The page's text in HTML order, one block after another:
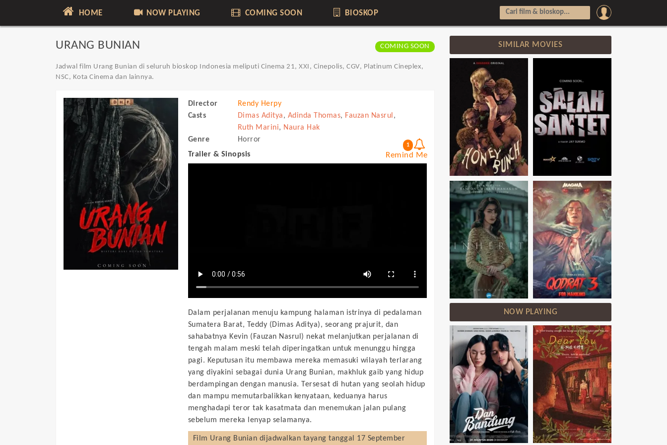
HOME NOW PLAYING COMING SOON BIOSKOP
URANG BUNIAN COMING SOON
Jadwal film Urang Bunian di seluruh bioskop Indonesia meliputi Cinema 21, XXI, Cinepolis, CGV, Platinum Cineplex,
NSC, Kota Cinema dan lainnya.
Director
Rendy Herpy
Casts
Dimas Aditya, Adinda Thomas, Fauzan Nasrul ,
Ruth Marini, Naura Hak
Genre
Horror
1
Remind Me
Trailer & Sinopsis
Dalam perjalanan menuju kampung halaman istrinya di pedalaman
Sumatera Barat, Teddy (Dimas Aditya), seorang prajurit, dan
sahabatnya Kevin (Fauzan Nasrul) nekat melanjutkan perjalanan di
tengah malam meski telah diperingatkan untuk menunggu hingga
pagi. Keputusan itu membawa mereka memasuki wilayah terlarang
yang diyakini sebagai dunia Urang Bunian, makhluk gaib yang hidup
berdampingan dengan manusia. Tersesat di hutan yang seolah hidup
dan mampu memutarbalikkan kenyataan, keduanya harus
menghadapi teror tak kasatmata dan menemukan jalan pulang
sebelum mereka lenyap selamanya.
Film Urang Bunian dijadwalkan tayang tanggal 17 September
SIMILAR MOVIES
NOW PLAYING